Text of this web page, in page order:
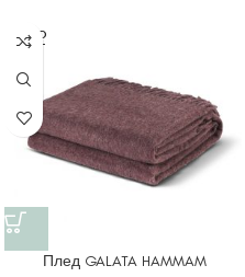
SOLD
OUT
Плед GALATA HAMMAM